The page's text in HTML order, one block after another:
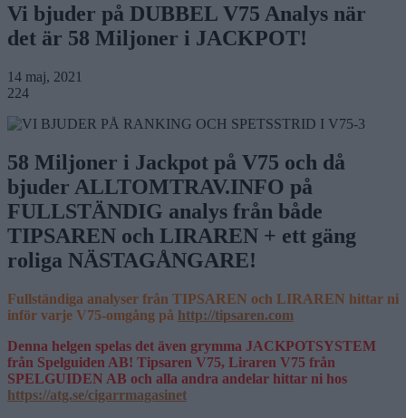
Vi bjuder på DUBBEL V75 Analys när
det är 58 Miljoner i JACKPOT!
14 maj, 2021
224
58 Miljoner i Jackpot på V75 och då
bjuder ALLTOMTRAV.INFO på
FULLSTÄNDIG analys från både
TIPSAREN och LIRAREN + ett gäng
roliga NÄSTAGÅNGARE!
Fullständiga analyser från TIPSAREN och LIRAREN hittar ni
inför varje V75-omgång på http://tipsaren.com
Denna helgen spelas det även grymma JACKPOTSYSTEM
från Spelguiden AB! Tipsaren V75, Liraren V75 från
SPELGUIDEN AB och alla andra andelar hittar ni hos
https://atg.se/cigarrmagasinet